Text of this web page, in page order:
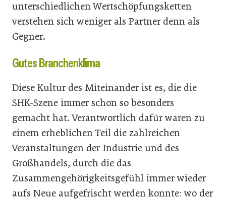
unterschiedlichen Wertschöpfungsketten
verstehen sich weniger als Partner denn als
Gegner.
Gutes Branchenklima
Diese Kultur des Miteinander ist es, die die
SHK-Szene immer schon so besonders
gemacht hat. Verantwortlich dafür waren zu
einem erheblichen Teil die zahlreichen
Veranstaltungen der Industrie und des
Großhandels, durch die das
Zusammengehörigkeitsgefühl immer wieder
aufs Neue aufgefrischt werden konnte: wo der